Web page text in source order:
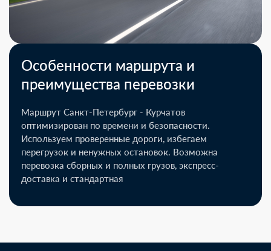
Особенности маршрута и
преимущества перевозки
Маршрут Санкт-Петербург - Курчатов
оптимизирован по времени и безопасности.
Используем проверенные дороги, избегаем
перегрузок и ненужных остановок. Возможна
перевозка сборных и полных грузов, экспресс-
доставка и стандартная